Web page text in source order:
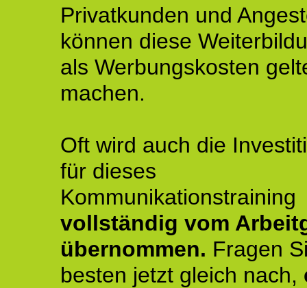
Privatkunden und
können diese
als Werbungskosten
machen.
Oft wird auch die
für dieses
Kommunikationstraining
vollständig vom
übernommen. Fragen
besten jetzt gleich nach,